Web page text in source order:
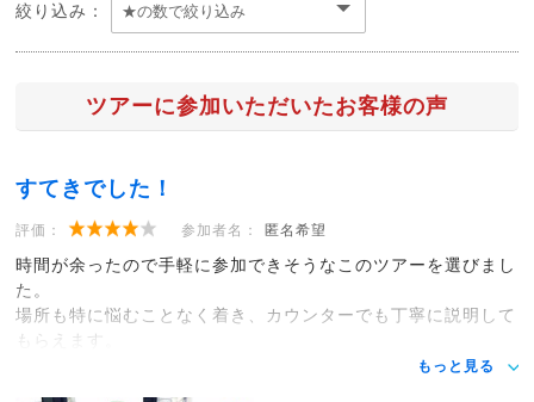
絞り込み：
ツアーに参加いただいたお客様の声
すてきでした！
評価： 参加者名： 匿名希望
時間が余ったので手軽に参加できそうなこのツアーを選びまし
た。
場所も特に悩むことなく着き、カウンターでも丁寧に説明して
もらえます。
もっと見る